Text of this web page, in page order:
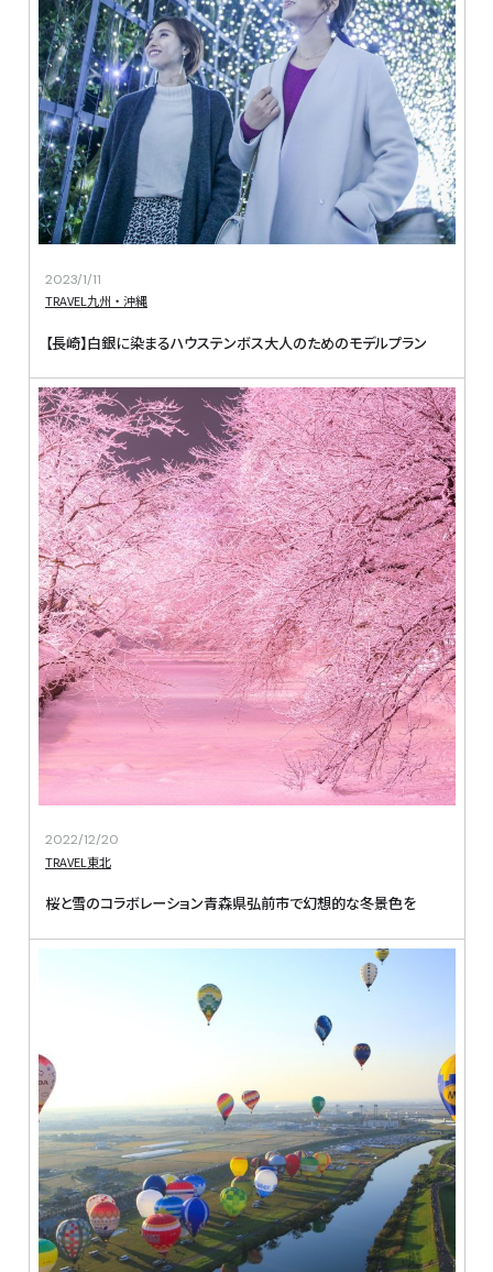
2023/1/11
TRAVEL九州・沖縄
【長崎】白銀に染まるハウステンボス大人のためのモデルプラン
2022/12/20
TRAVEL 東北
桜と雪のコラボレーション青森県弘前市で幻想的な冬景色を